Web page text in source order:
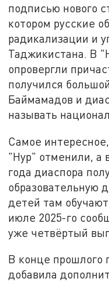
подписью нового
котором русские
радикализации и
Таджикистана. В
опровергли
получился
Баймамадов и
называть
Самое
"Нур" отменили, а
года диаспора
образовательную
детей там
июле 2025-го
уже четвёртый
В конце прошлого
добавила